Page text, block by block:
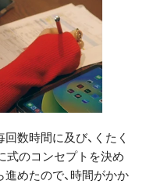
数時間に及び、くたく
式のコンセプトを決め
めたので、時間がかか